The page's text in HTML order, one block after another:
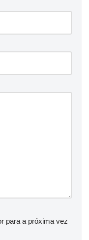
para a próxima vez